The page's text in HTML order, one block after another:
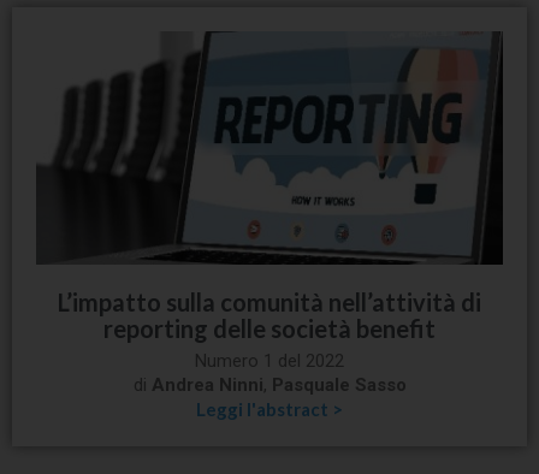
L’impatto sulla comunità nell’attività di
reporting delle società benefit
Numero 1 del 2022
di Andrea Ninni, Pasquale Sasso
Leggi l'abstract >